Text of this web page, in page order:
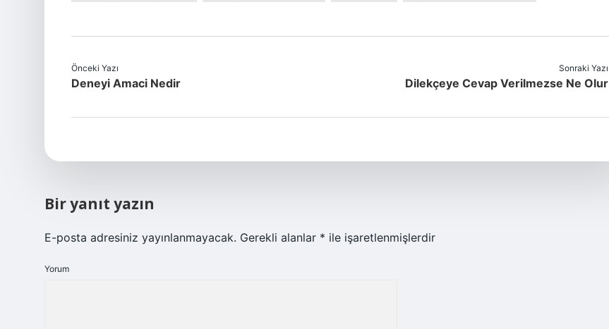
Önceki Yazı
Deneyi Amaci Nedir
Sonraki Yazı
Dilekçeye Cevap Verilmezse Ne Olur
Bir yanıt yazın
E-posta adresiniz yayınlanmayacak. Gerekli alanlar * ile işaretlenmişlerdir
Yorum